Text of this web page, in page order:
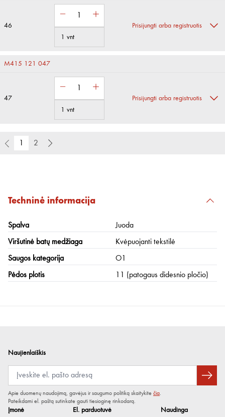
46
1 vnt
Prisijungti arba registruotis
M415 121 047
47
1 vnt
Prisijungti arba registruotis
1 2
Techninė informacija
Spalva Juoda
Viršutinė batų medžiaga Kvėpuojanti tekstilė
Saugos kategorija O1
Pėdos plotis 11 (patogaus didesnio pločio)
Įmonė El. parduotuvė Naudinga
Naujienlaiškis
Apie duomenų naudojimą, gavėjus ir saugumo politiką skaitykite čia.
Pateikdami el. paštą sutinkate gauti tiesioginę rinkodarą.